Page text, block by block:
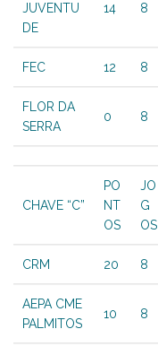
JUVENTU
DE
14 8
FEC 12 8
FLOR DA
SERRA
0 8
CHAVE “C”
PO
NT
OS
JO
G
OS
CRM 20 8
AEPA CME
PALMITOS
10 8